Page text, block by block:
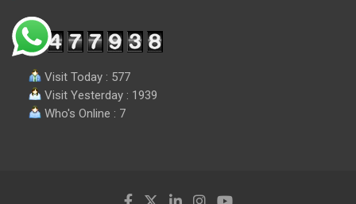
Visit Today : 577
Visit Yesterday : 1939
Who's Online : 7